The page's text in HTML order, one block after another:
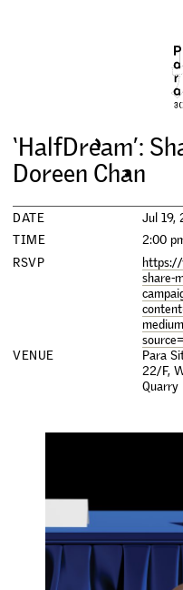
U
EX
PRO
ON
RE
PUB
‘HalfDream’: Sh
Doreen Chan
DATE
Jul 19,
TIME
2:00
RSVP
share-
VENUE
Para
22/F,
Quarry